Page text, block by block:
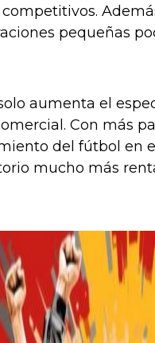
pequeñas
aumenta el
Con más
del fútbol en
mucho más